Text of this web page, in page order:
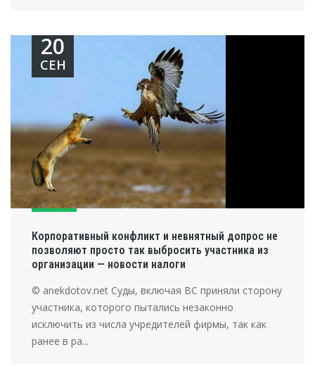
Корпоративный конфликт и невнятный допрос не
позволяют просто так выбросить участника из
организации — новости налоги
20
СЕН
© anekdotov.net Суды, включая ВС приняли сторону
участника, которого пытались незаконно
исключить из числа учредителей фирмы, так как
ранее в ра...